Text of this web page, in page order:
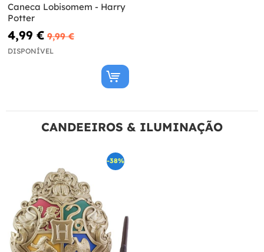
Caneca Lobisomem - Harry
Potter
4,99 € 9,99 €
DISPONÍVEL
CANDEEIROS & ILUMINAÇÃO
-38%